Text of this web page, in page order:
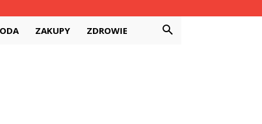
ZAKUPY ZDROWIE